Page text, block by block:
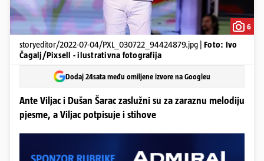
6
storyeditor/2022-07-04/PXL_030722_94424879.jpg | Foto: Ivo
Čagalj/Pixsell - ilustrativna fotografija
Dodaj 24sata među omiljene izvore na Googleu
Ante Viljac i Dušan Šarac zaslužni su za zaraznu melodiju
pjesme, a Viljac potpisuje i stihove